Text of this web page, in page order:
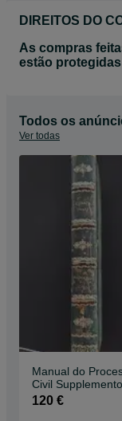
DIREITOS DO
As compras
estão
Todos os
Ver todas
Manual do
Civil Supplemento
Digesto
120 €